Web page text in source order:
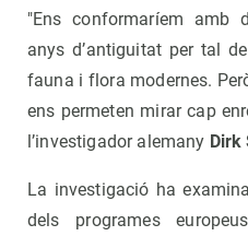
"Ens conformaríem amb
anys d’antiguitat per tal
fauna i flora modernes.
ens permeten mirar cap
l’investigador alemany Dirk
La investigació ha
dels programes